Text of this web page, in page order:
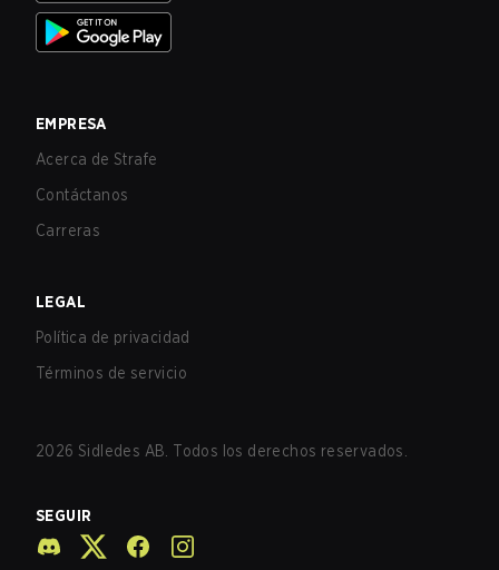
EMPRESA
Acerca de Strafe
Contáctanos
Carreras
LEGAL
Política de privacidad
Términos de servicio
2026 Sidledes AB. Todos los derechos reservados.
SEGUIR